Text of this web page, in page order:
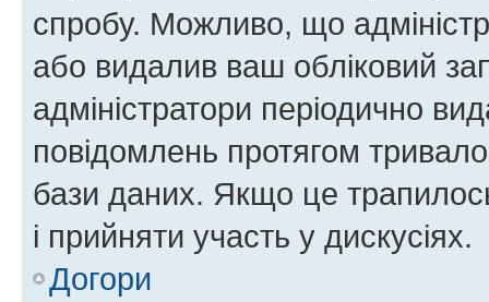
спробу. Можливо, що
або видалив ваш обліковий
адміністратори періодично
повідомлень протягом
бази даних. Якщо це
і прийняти участь у дискусіях.
Догори